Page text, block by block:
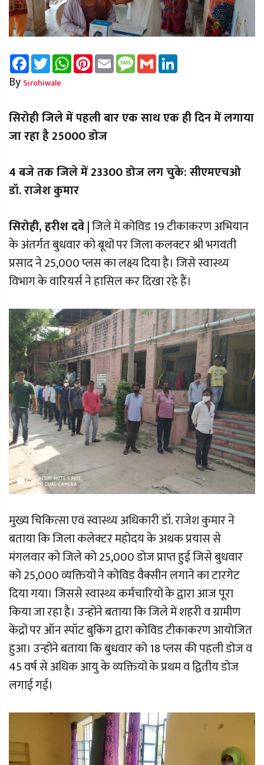
FacebookTwitterWhatsAppPinterest
Email Message
Gmail
By Sirohiwale
सिरोही जिले में पहली बार एक साथ एक ही दिन में लगाया
जा रहा है 25000 डोज
4 बजे तक जिले में 23300 डोज लग चुके: सीएमएचओ
डॉ. राजेश कुमार
सिरोही, हरीश दवे |जिले में कोविड 19 टीकाकरण अभियान
के अंतर्गत बुधवार को बूथों पर जिला कलक्टर श्री भगवती
प्रसाद ने 25,000 प्लस का लक्ष्य दिया है। जिसे स्वास्थ्य
विभाग के वारियर्स ने हासिल कर दिखा रहे हैं।
मुख्य चिकित्सा एवं स्वास्थ्य अधिकारी डॉ. राजेश कुमार ने
बताया कि जिला कलेक्टर महोदय के अथक प्रयास से
मंगलवार को जिले को 25,000 डोज प्राप्त हुई जिसे बुधवार
को 25,000 व्यक्तियों ने कोविड वैक्सीन लगाने का टारगेट
दिया गया। जिससे स्वास्थ्य कर्मचारियों के द्वारा आज पूरा
किया जा रहा है। उन्होंने बताया कि जिले में शहरी व ग्रामीण
केंद्रों पर ऑन स्पॉट बुकिंग द्वारा कोविड टीकाकरण आयोजित
हुआ। उन्होंने बताया कि बुधवार को 18 प्लस की पहली डोज व
45 वर्ष से अधिक आयु के व्यक्तियों के प्रथम व द्वितीय डोज
लगाई गई।